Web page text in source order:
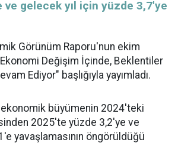
ve gelecek yıl için yüzde 3,7'ye
Görünüm Raporu'nun ekim
Ekonomi Değişim İçinde, Beklentiler
Ediyor" başlığıyla yayımladı.
büyümenin 2024'teki
2025'te yüzde 3,2'ye ve
yavaşlamasının öngörüldüğü